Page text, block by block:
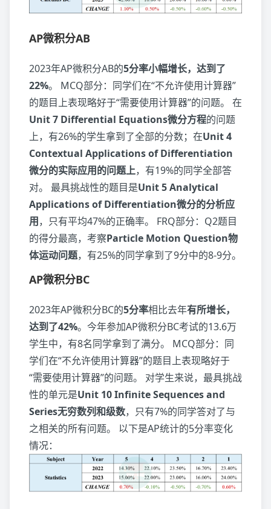
AP微积分AB
2023年AP微积分AB的5分率小幅增长，达到了
22%。 MCQ部分：同学们在“不允许使用计算器”
的题目上表现略好于“需要使用计算器”的问题。 在
Unit 7 Differential Equations微分方程的问题
上，有26%的学生拿到了全部的分数；在Unit 4
Contextual Applications of Differentiation
微分的实际应用的问题上，有19%的同学全部答
对。 最具挑战性的题目是Unit 5 Analytical
Applications of Differentiation微分的分析应
用，只有平均47%的正确率。 FRQ部分：Q2题目
的得分最高，考察Particle Motion Question物
体运动问题，有25%的同学拿到了9分中的8-9分。
AP微积分BC
2023年AP微积分BC的5分率相比去年有所增长，
达到了42%。今年参加AP微积分BC考试的13.6万
学生中，有8名同学拿到了满分。 MCQ部分：同
学们在“不允许使用计算器”的题目上表现略好于
“需要使用计算器”的问题。 对学生来说，最具挑战
性的单元是Unit 10 Infinite Sequences and
Series无穷数列和级数，只有7%的同学答对了与
之相关的所有问题。 以下是AP统计的5分率变化
情况：